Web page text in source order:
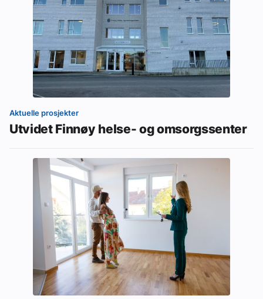
Aktuelle prosjekter
Utvidet Finnøy helse- og omsorgssenter